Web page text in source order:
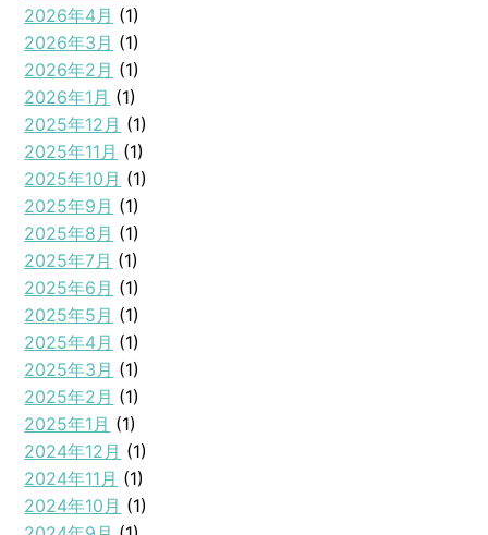
2026年4月 (1)
2026年3月 (1)
2026年2月 (1)
2026年1月 (1)
2025年12月 (1)
2025年11月 (1)
2025年10月 (1)
2025年9月 (1)
2025年8月 (1)
2025年7月 (1)
2025年6月 (1)
2025年5月 (1)
2025年4月 (1)
2025年3月 (1)
2025年2月 (1)
2025年1月 (1)
2024年12月 (1)
2024年11月 (1)
2024年10月 (1)